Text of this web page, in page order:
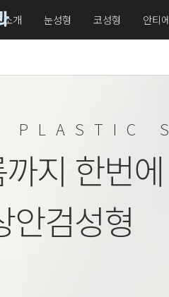
소개 눈성형 코성형 안티
PLASTIC
지 한번
안검성형